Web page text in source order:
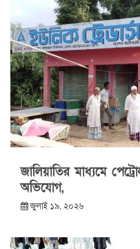
জালিয়াতির মাধ্যমে
অভিযোগ,
জুলাই ১৯, ২০২৬